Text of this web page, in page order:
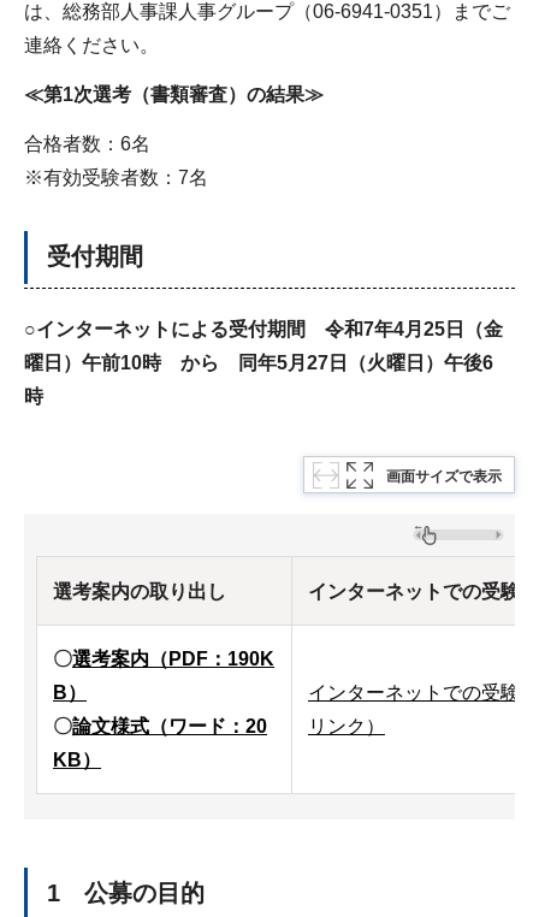
は、総務部人事課人事グループ（06-6941-0351）までご
連絡ください。
≪第1次選考（書類審査）の結果≫
合格者数：6名
※有効受験者数：7名
受付期間
○インターネットによる受付期間 令和7年4月25日（金
曜日）午前10時 から 同年5月27日（火曜日）午後6
時
画面サイズで表示
選考案内の取り出し インターネットでの受験
〇選考案内（PDF：190K
B）
〇論文様式（ワード：20
KB）
インターネットでの受験
リンク）
1 公募の目的